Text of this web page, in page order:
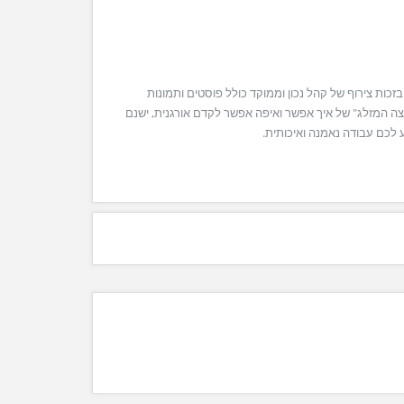
צירוף של קהל נכון וממוקד כולל פוסטים ותמונות
המזלג" של איך אפשר ואיפה אפשר לקדם אורגנית, ישנם
עבודה נאמנה ואיכותית.